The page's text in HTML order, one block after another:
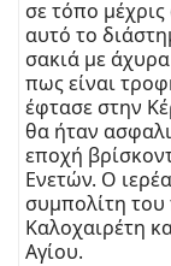
σε τόπο
αυτό το
σακιά με
πως είναι
έφτασε στην
θα ήταν
εποχή
Ενετών. Ο
συμπολίτη
Καλοχαιρέτη
Αγίου.